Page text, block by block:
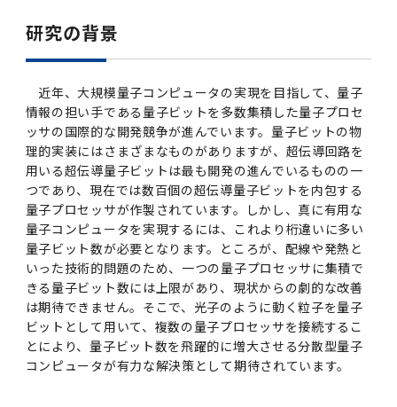
国立大学法人ガバナンス・コード報告書
役員会議事概要について
企業活動と医療機関等の透明性ガイドライン
対象）の募集について
学位の申請
2015年 （PDF：83.3MB）
2013年 （PDF：6.4MB）
2019年度
2017年度
2016年度
2015年度
2014年度
2013年度
2015年 （PDF：2.3MB）
卒後3年大学評価アンケート
卒業時大学評価アンケート
科目評価（旧 科目別アンケート）
教学IR 業績・活動
脳統合機能研究センター
図書館
アクティブラーニング教室・情報検索室
イマキク
情報システムポータル
お茶の水医学雑誌
連絡先一覧
ダイバーシティ・インクルージョン室
研究の背景
近年、大規模量子コンピュータの実現を目指して、量子
情報の担い手である量子ビットを多数集積した量子プロセ
ッサの国際的な開発競争が進んでいます。量子ビットの物
理的実装にはさまざまなものがありますが、超伝導回路を
用いる超伝導量子ビットは最も開発の進んでいるものの一
つであり、現在では数百個の超伝導量子ビットを内包する
量子プロセッサが作製されています。しかし、真に有用な
量子コンピュータを実現するには、これより桁違いに多い
量子ビット数が必要となります。ところが、配線や発熱と
いった技術的問題のため、一つの量子プロセッサに集積で
きる量子ビット数には上限があり、現状からの劇的な改善
は期待できません。そこで、光子のように動く粒子を量子
ビットとして用いて、複数の量子プロセッサを接続するこ
とにより、量子ビット数を飛躍的に増大させる分散型量子
コンピュータが有力な解決策として期待されています。